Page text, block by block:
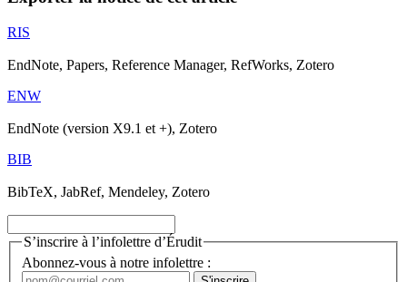
RIS
EndNote, Papers, Reference Manager, RefWorks, Zotero
ENW
EndNote (version X9.1 et +), Zotero
BIB
BibTeX, JabRef, Mendeley, Zotero
S’inscrire à l’infolettre d’Érudit
Abonnez-vous à notre infolettre :